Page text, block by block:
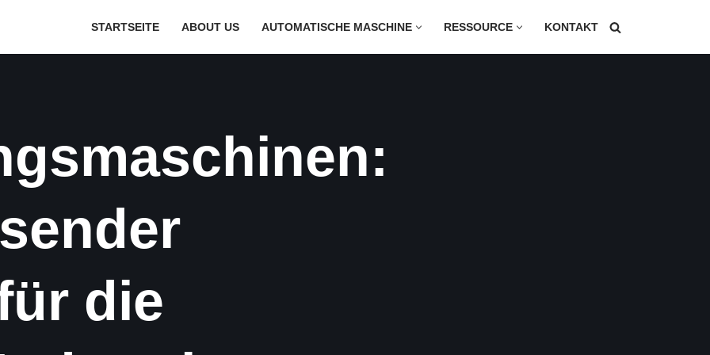
STARTSEITE ABOUT US AUTOMATISCHE MASCHINE
FÜR FLÜSSIGKEITEN
RESSOURCE KONTAKT
die